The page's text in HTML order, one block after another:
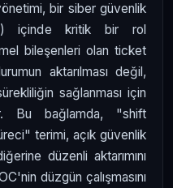
bir siber güvenlik
içinde kritik bir rol
bileşenleri olan ticket
aktarılması değil,
sağlanması için
Bu bağlamda, "shift
terimi, açık güvenlik
düzenli aktarımını
düzgün çalışmasını